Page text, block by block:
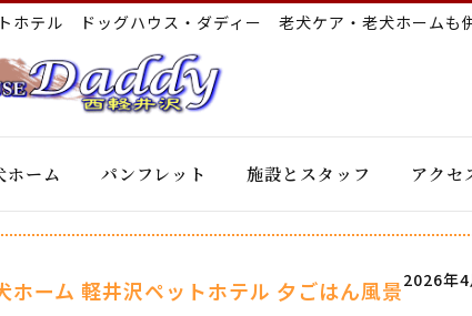
ホテル ドッグハウス・ダディー 老犬ケア・老犬ホームも
ホーム パンフレット 施設とスタッフ アクセ
ホーム 軽井沢ペットホテル 夕ごはん風景2026年